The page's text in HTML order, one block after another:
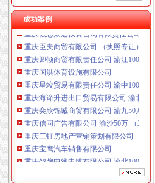
成功案例
重庆鸽牌电线电缆有限公司 渝北10010万
重庆傲志众达投资咨询有限责任公司 渝
重庆臣夫商贸有限公司 （执照专让）
重庆卿倾商贸有限责任公司 渝江100万 （
重庆国洪体育设施有限公司
重庆星竣贸易有限责任公司 渝中100万 （
重庆海谛升进出口贸易有限公司 渝北100
重庆奕欣锦诚商贸有限公司 渝九50万 （
重庆信同广告有限公司 渝沙50万 （工商
重庆三虹房地产营销策划有限公司
重庆宝鹰汽车销售有限公司
重庆鸽牌电线电缆有限公司 渝北10010万
重庆傲志众达投资咨询有限责任公司 渝
重庆臣夫商贸有限公司 （执照专让）